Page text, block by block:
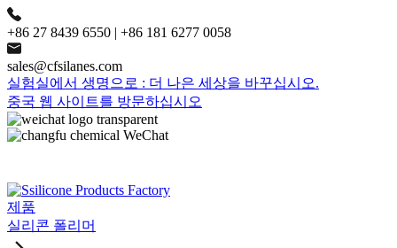
+86 27 8439 6550 | +86 181 6277 0058
sales@cfsilanes.com
실험실에서 생명으로 : 더 나은 세상을 바꾸십시오.
중국 웹 사이트를 방문하십시오
제품
실리콘 폴리머